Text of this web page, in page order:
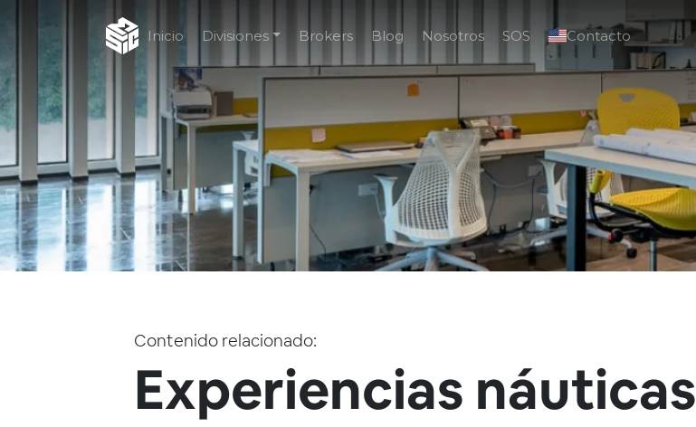
Inicio Divisiones Brokers Blog Nosotros SOS Contacto
Contenido relacionado:
Experiencias náuticas